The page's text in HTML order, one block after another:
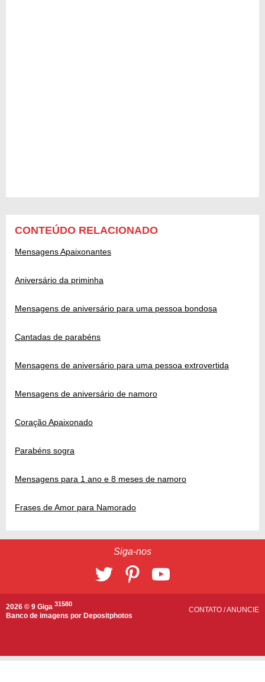
CONTEÚDO RELACIONADO
Mensagens Apaixonantes
Aniversário da priminha
Mensagens de aniversário para uma pessoa bondosa
Cantadas de parabéns
Mensagens de aniversário para uma pessoa extrovertida
Mensagens de aniversário de namoro
Coração Apaixonado
Parabéns sogra
Mensagens para 1 ano e 8 meses de namoro
Frases de Amor para Namorado
Siga-nos
2026 © 9 Giga 31580
Banco de imagens por Depositphotos
CONTATO /ANUNCIE